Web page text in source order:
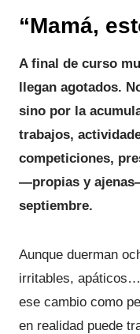
“Mamá,
A final de curso
llegan agotados.
sino por la
trabajos,
competiciones,
—propias y
septiembre.
Aunque duerman
irritables,
ese cambio como
en realidad puede